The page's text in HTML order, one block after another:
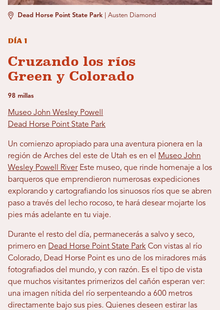
Dead Horse Point State Park Austen Diamond
Día 1
Cruzando los ríos
Green y Colorado
98 millas
Museo John Wesley Powell
Dead Horse Point State Park
Un comienzo apropiado para una aventura pionera en la
región de Arches del este de Utah es en el
Museo John
Wesley Powell RiverEste museo, que rinde homenaje a los
barqueros que emprendieron numerosas expediciones
explorando y cartografiando los sinuosos ríos que se abren
paso a través del lecho rocoso, te hará desear mojarte los
pies más adelante en tu viaje.
Durante el resto del día, permanecerás a salvo y seco,
primero en Dead Horse Point State Park Con vistas al río
Colorado, Dead Horse Point es uno de los miradores más
fotografiados del mundo, y con razón. Es el tipo de vista
que muchos visitantes primerizos del cañón esperan ver:
una imagen nítida del río serpenteando a 600 metros
directamente bajo sus pies. Quienes deseen estirar las